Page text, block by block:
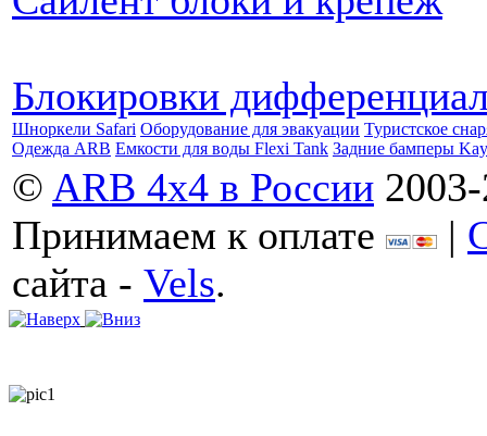
Блокировки
Шноркели Safari Оборудование для эвакуации Туристское
Одежда ARB Емкости для воды Flexi Tank Задние бамперы
© ARB 4x4 в России
Принимаем к оплате
|
сайта - Vels.